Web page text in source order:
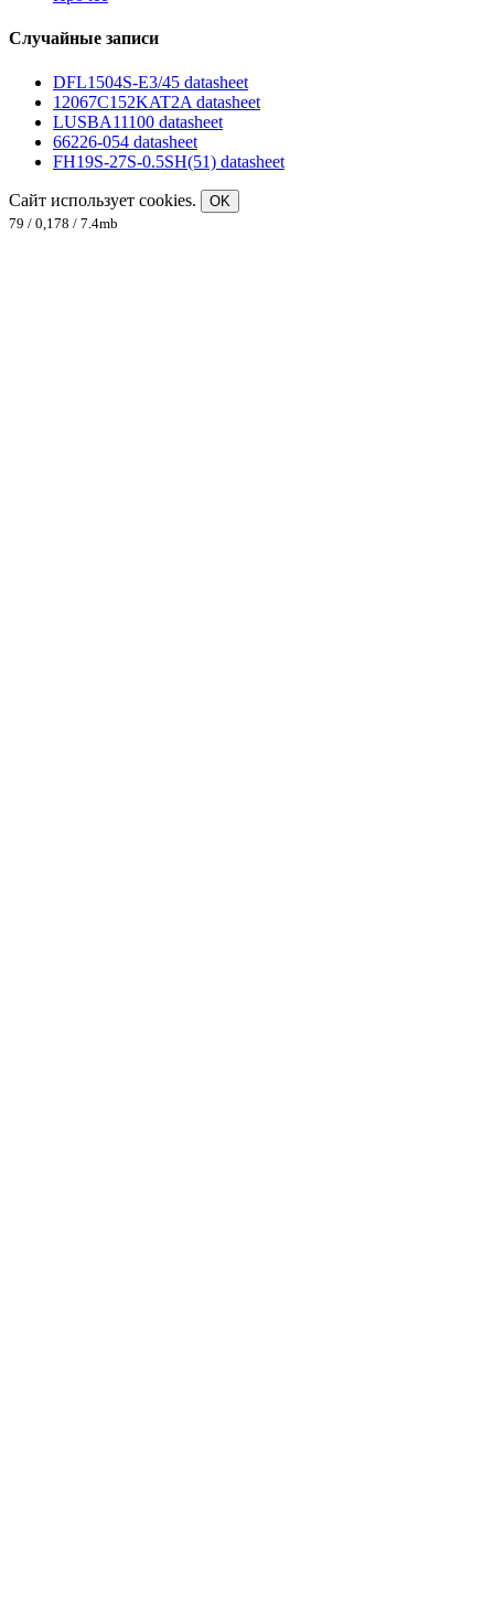
Случайные записи
DFL1504S-E3/45 datasheet
12067C152KAT2A datasheet
LUSBA11100 datasheet
66226-054 datasheet
FH19S-27S-0.5SH(51) datasheet
Сайт использует cookies.
OK
79 / 0,178 / 7.4mb